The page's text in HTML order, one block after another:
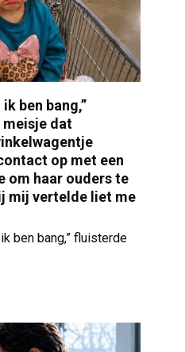
ben bang,”
dat
op met een
om haar ouders te
mij vertelde liet me
ben bang,” fluisterde